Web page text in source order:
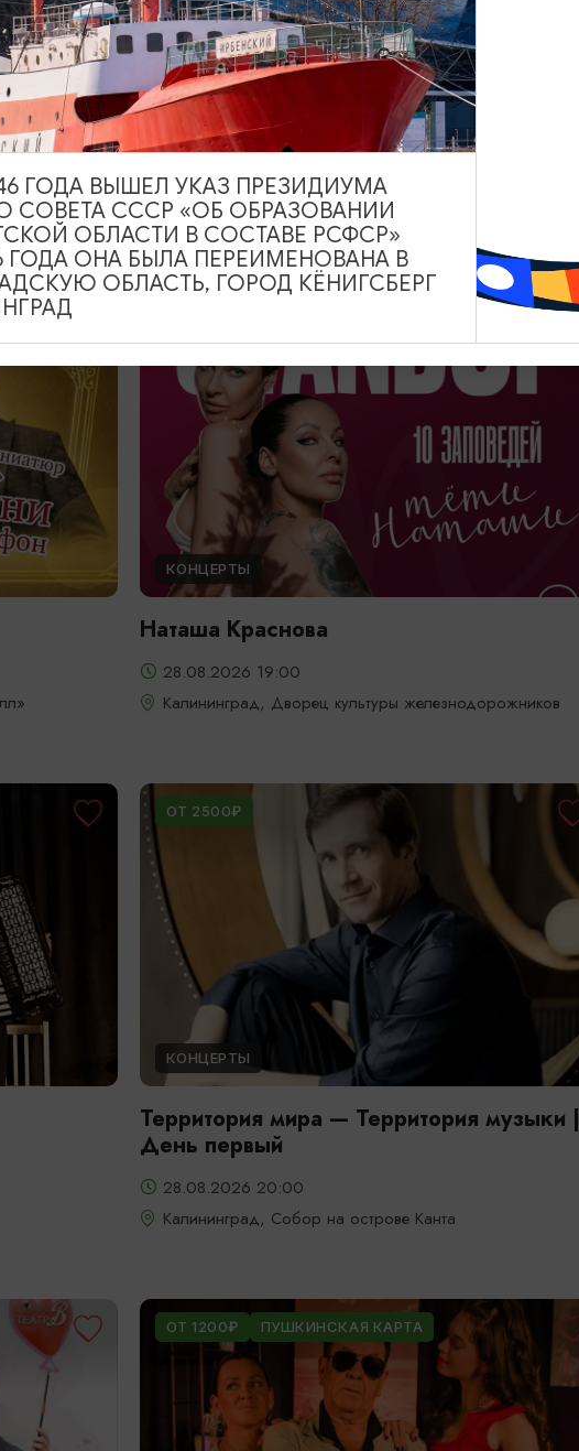
ДРУГИЕ МЕРОПРИЯТИЯ
День Российского кино
27.08.2026
Калининград, Калининградский областной музей
изобразительных искусств
КОНЦЕРТЫ
Наташа Краснова
28.08.2026 19:00
Калининград, Дворец культуры железнодорожников
ОТ 2500₽
КОНЦЕРТЫ
Территория мира — Территория музыки |
День первый
28.08.2026 20:00
Калининград, Собор на острове Канта
ОТ 1200₽ ПУШКИНСКАЯ КАРТА
ГОДА ВЫШЕЛ УКАЗ ПРЕЗИДИУМА
СОВЕТА СССР «ОБ ОБРАЗОВАНИИ
ОБЛАСТИ В СОСТАВЕ РСФСР»
ГОДА ОНА БЫЛА ПЕРЕИМЕНОВАНА В
ОБЛАСТЬ, ГОРОД КЁНИГСБЕРГ